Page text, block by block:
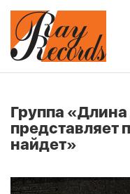
Группа
представляет
найдет»